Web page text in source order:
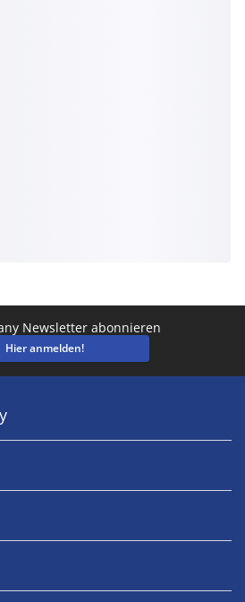
Newsletter abonnieren
Hier anmelden!